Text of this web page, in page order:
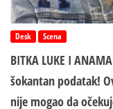
Desk Scena
BITKA LUKE I
šokantan podatak!
nije mogao da